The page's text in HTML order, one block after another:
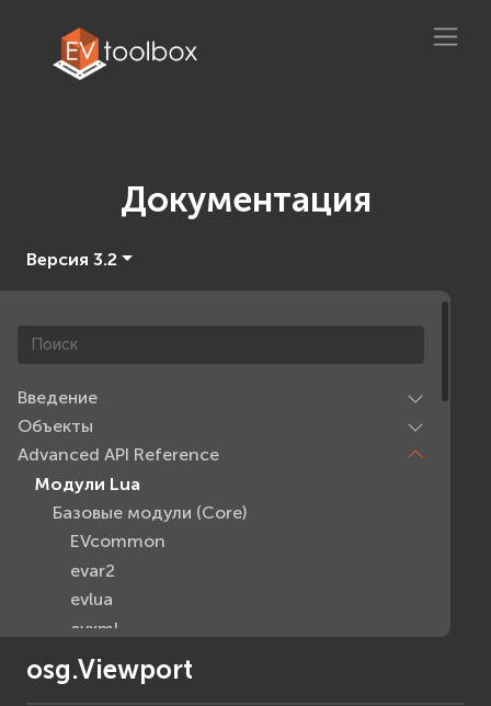
Документация
Версия 3.2
Введение
Объекты
Advanced API Reference
Модули Lua
Базовые модули (Core)
EVcommon
evar2
evlua
evxml
Граф Сцены (Scene Graph)
osg.Viewport